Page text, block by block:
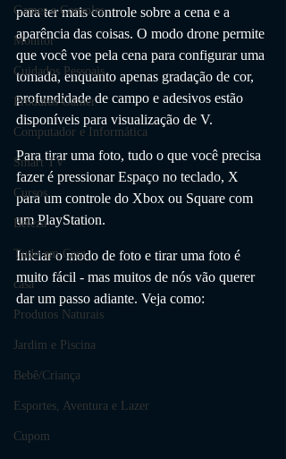
Games e Consoles
Monitor
Cuidados Pessoais
Produtos Gamer
Computador e Informática
Smart TV
Cursos
Beleza
Tudo em Casa
casa
Produtos Naturais
Jardim e Piscina
Bebê/Criança
Esportes, Aventura e Lazer
Cupom
para ter mais controle sobre a cena e a
aparência das coisas. O modo drone permite
que você voe pela cena para configurar uma
tomada, enquanto apenas gradação de cor,
profundidade de campo e adesivos estão
disponíveis para visualização de V.
Para tirar uma foto, tudo o que você precisa
fazer é pressionar Espaço no teclado, X
para um controle do Xbox ou Square com
um PlayStation.
Iniciar o modo de foto e tirar uma foto é
muito fácil - mas muitos de nós vão querer
dar um passo adiante. Veja como: